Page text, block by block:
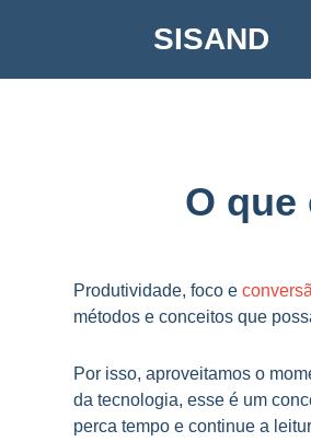
SISAND
O que
Produtividade, foco e
métodos e conceitos que
Por isso, aproveitamos o
da tecnologia, esse é um
perca tempo e continue a